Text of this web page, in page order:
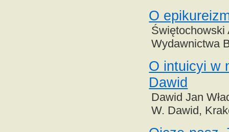
O
Świętochowski
Wydawnictwa
O intuicyi w
Dawid
Dawid Jan
W. Dawid,